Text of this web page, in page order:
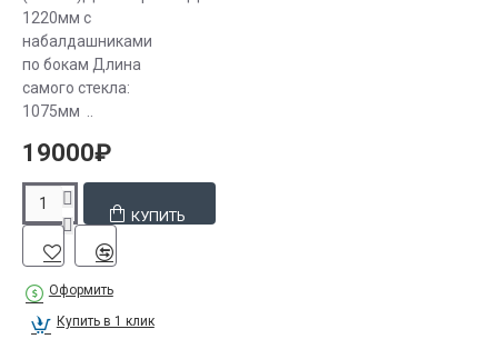
1220мм с
набалдашниками
по бокам Длина
самого стекла:
1075мм ..
19000₽
КУПИТЬ
Оформить
Купить в 1 клик